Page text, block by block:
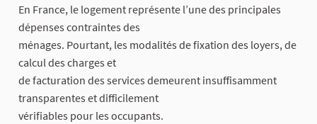
En France, le logement représente l’une des principales
dépenses contraintes des
ménages. Pourtant, les modalités de fixation des loyers, de
calcul des charges et
de facturation des services demeurent insuffisamment
transparentes et difficilement
vérifiables pour les occupants.